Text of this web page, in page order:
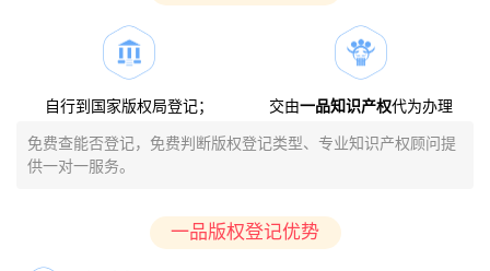
自行到国家版权局登记； 交由一品知识产权代为办理
免费查能否登记，免费判断版权登记类型、专业知识产权顾问提
供一对一服务。
一品版权登记优势